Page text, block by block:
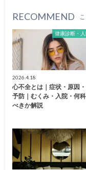
RECOMMEND
健康診断・
2026.4.18
心不全とは｜症状・原因
予防｜むくみ・入院・何
べきか解説